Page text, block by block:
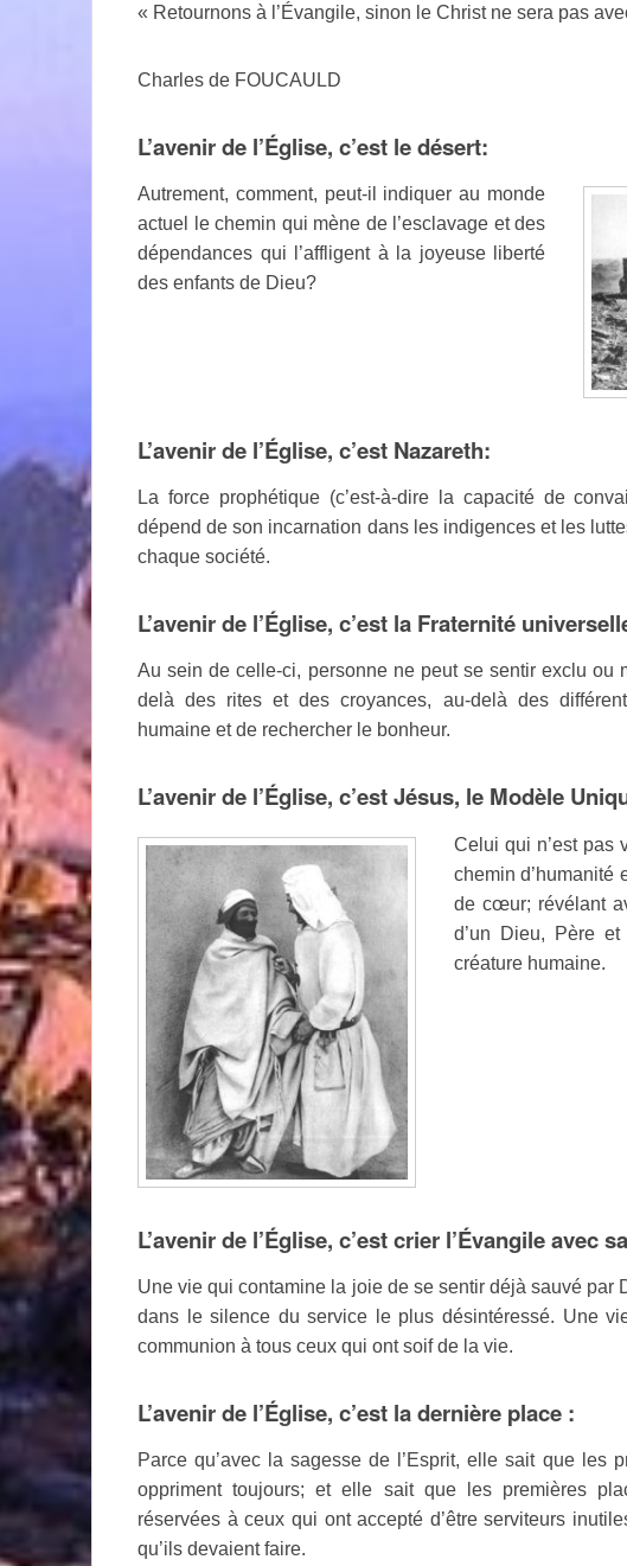
« Retournons à l’Évangile, sinon le Christ ne sera pas
Charles de FOUCAULD
L’avenir de l’Église, c’est le désert:
Autrement, comment, peut-il indiquer au monde
actuel le chemin qui mène de l’esclavage et des
dépendances qui l’affligent à la joyeuse liberté
des enfants de Dieu?
L’avenir de l’Église, c’est Nazareth:
La force prophétique (c’est-à-dire la capacité de
dépend de son incarnation dans les indigences et les
chaque société.
L’avenir de l’Église, c’est la Fraternité
Au sein de celle-ci, personne ne peut se sentir exclu ou
delà des rites et des croyances, au-delà des
humaine et de rechercher le bonheur.
L’avenir de l’Église, c’est Jésus, le Modèle
Celui qui n’est pas
chemin d’humanité
de cœur; révélant
d’un Dieu, Père
créature humaine.
L’avenir de l’Église, c’est crier l’Évangile avec
Une vie qui contamine la joie de se sentir déjà sauvé par
dans le silence du service le plus désintéressé. Une
communion à tous ceux qui ont soif de la vie.
L’avenir de l’Église, c’est la dernière place :
Parce qu’avec la sagesse de l’Esprit, elle sait que les
oppriment toujours; et elle sait que les premières
réservées à ceux qui ont accepté d’être serviteurs
qu’ils devaient faire.